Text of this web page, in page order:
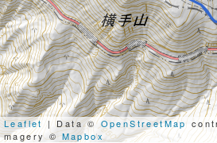
Leaflet | Data ©OpenStreetMap
magery ©Mapbox